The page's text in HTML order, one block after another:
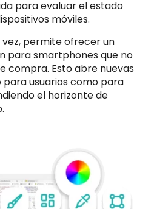
para evaluar el estado
móviles.
vez, permite ofrecer un
para smartphones que no
compra. Esto abre nuevas
usuarios como para
el horizonte de